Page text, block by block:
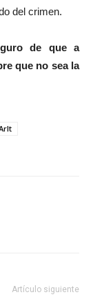
del crimen.
de que a
que no sea la
Artículo siguiente